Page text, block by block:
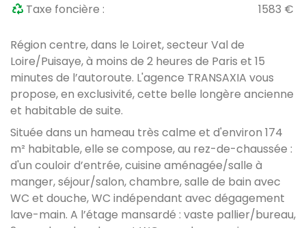
Taxe foncière :
1583 €
Région centre, dans le Loiret, secteur Val de
Loire/Puisaye, à moins de 2 heures de Paris et 15
minutes de l’autoroute. L'agence TRANSAXIA vous
propose, en exclusivité, cette belle longère ancienne
et habitable de suite.
Située dans un hameau très calme et d'environ 174
m² habitable, elle se compose, au rez-de-chaussée :
d'un couloir d’entrée, cuisine aménagée/salle à
manger, séjour/salon, chambre, salle de bain avec
WC et douche, WC indépendant avec dégagement
lave-main. A l’étage mansardé : vaste pallier/bureau,